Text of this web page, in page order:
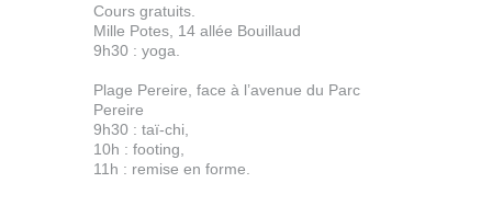
Cours gratuits.
Mille Potes, 14 allée Bouillaud
9h30 : yoga.
Plage Pereire, face à l’avenue du Parc
Pereire
9h30 : taï-chi,
10h : footing,
11h : remise en forme.